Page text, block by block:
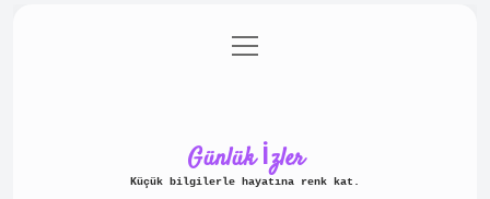
Gizlilik Politikası
menüyü
aç
Günlük İzler
Küçük bilgilerle hayatına renk kat.